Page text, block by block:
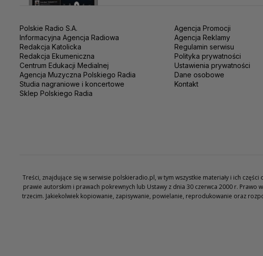
Polskie Radio S.A.
Informacyjna Agencja Radiowa
Redakcja Katolicka
Redakcja Ekumeniczna
Centrum Edukacji Medialnej
Agencja Muzyczna Polskiego Radia
Studia nagraniowe i koncertowe
Sklep Polskiego Radia
Agencja Promocji
Agencja Reklamy
Regulamin serwisu
Polityka prywatności
Ustawienia prywatności
Dane osobowe
Kontakt
Treści, znajdujące się w serwisie polskieradio.pl, w tym wszystkie materiały i ich
prawie autorskim i prawach pokrewnych lub Ustawy z dnia 30 czerwca 2000 r. Prawo
trzecim. Jakiekolwiek kopiowanie, zapisywanie, powielanie, reprodukowanie oraz